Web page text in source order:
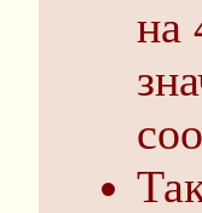
на